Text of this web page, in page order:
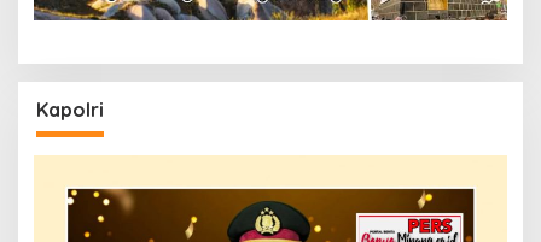
Kapolri